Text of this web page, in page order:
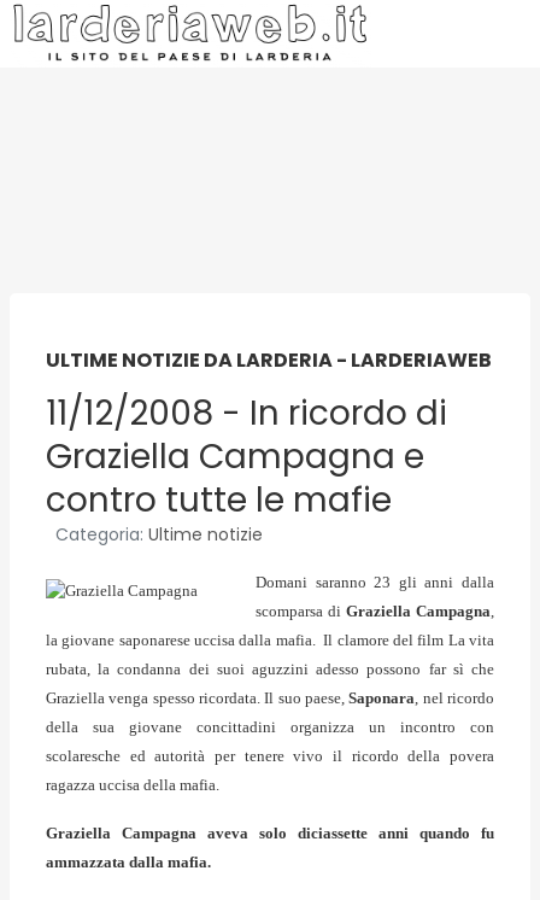
ULTIME NOTIZIE DA LARDERIA - LARDERIAWEB
11/12/2008 - In ricordo di
Graziella Campagna e
contro tutte le mafie
Categoria: Ultime notizie
Domani saranno 23 gli anni dalla
scomparsa di Graziella Campagna,
la giovane saponarese uccisa dalla mafia. Il clamore del film La vita
rubata, la condanna dei suoi aguzzini adesso possono far sì che
Graziella venga spesso ricordata.Il suo paese,Saponara, nel ricordo
della sua giovane concittadini organizza un incontro con
scolaresche ed autorità per tenere vivo il ricordo della povera
ragazza uccisa della mafia.
Graziella Campagna aveva solo diciassette anni quando fu
ammazzata dalla mafia.